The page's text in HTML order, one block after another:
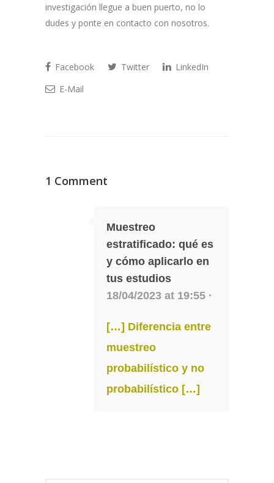
investigación llegue a buen puerto, no lo
dudes y ponte en contacto con nosotros.
Facebook Twitter
LinkedIn
E-Mail
1 Comment
Muestreo
estratificado: qué es
y cómo aplicarlo en
tus estudios
18/04/2023 at 19:55 ·
[…] Diferencia entre
muestreo
probabilístico y no
probabilístico […]